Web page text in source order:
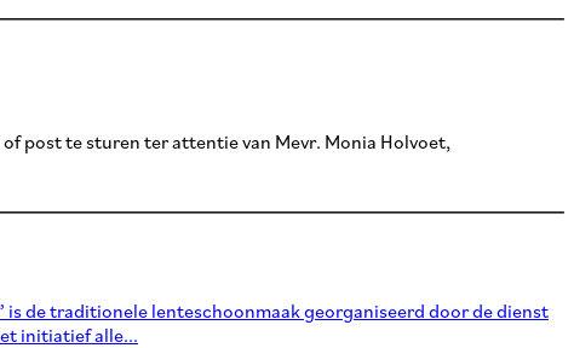
post te sturen ter attentie van Mevr. Monia Holvoet,
is de traditionele lenteschoonmaak georganiseerd door de dienst
initiatief alle...